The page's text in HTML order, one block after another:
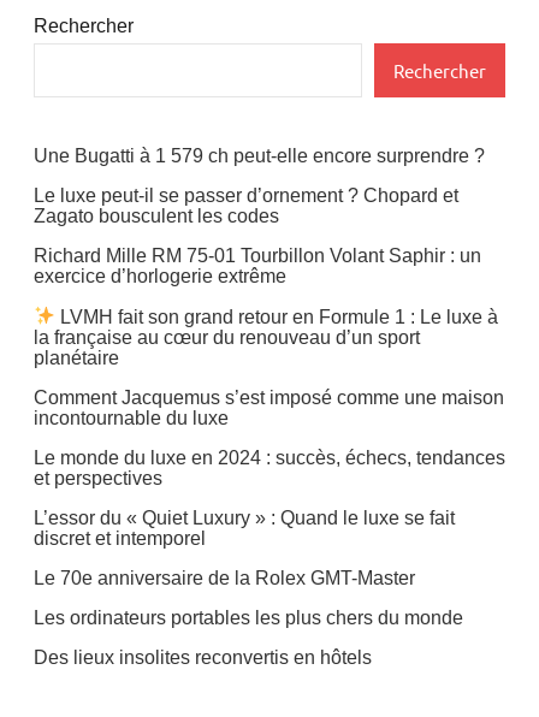
Rechercher
Rechercher
Une Bugatti à 1 579 ch peut-elle encore surprendre ?
Le luxe peut-il se passer d’ornement ? Chopard et
Zagato bousculent les codes
Richard Mille RM 75-01 Tourbillon Volant Saphir : un
exercice d’horlogerie extrême
LVMH fait son grand retour en Formule 1 : Le luxe à
la française au cœur du renouveau d’un sport
planétaire
Comment Jacquemus s’est imposé comme une maison
incontournable du luxe
Le monde du luxe en 2024 : succès, échecs, tendances
et perspectives
L’essor du « Quiet Luxury » : Quand le luxe se fait
discret et intemporel
Le 70e anniversaire de la Rolex GMT-Master
Les ordinateurs portables les plus chers du monde
Des lieux insolites reconvertis en hôtels